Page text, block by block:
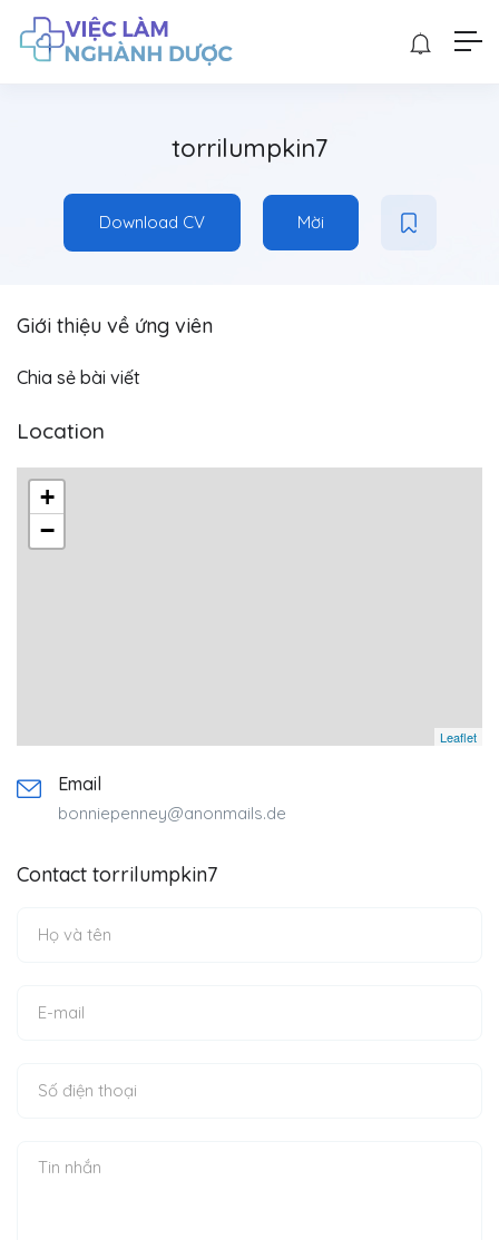
torrilumpkin7
Download CV Mời
Giới thiệu về ứng viên
Chia sẻ bài viết
Location
+
−
Leaflet
Email
bonniepenney@anonmails.de
Contact torrilumpkin7